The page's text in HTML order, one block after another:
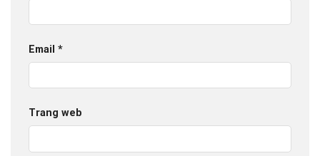
Email *
Trang web